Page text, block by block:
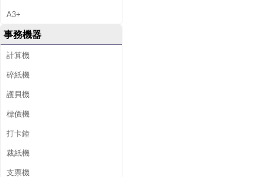
A3+
事務機器
計算機
碎紙機
護貝機
標價機
打卡鐘
裁紙機
支票機